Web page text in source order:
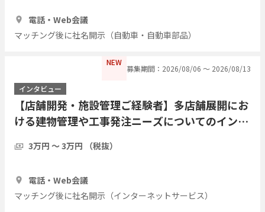
電話・Web会議
マッチング後に社名開示（自動車・自動車部品）
NEW
募集期間：2026/08/06 〜 2026/08/13
インタビュー
【店舗開発・施設管理ご経験者】多店舗展開にお
ける建物管理や工事発注ニーズについてのインタ
3万円 〜 3万円 （税抜）
電話・Web会議
マッチング後に社名開示（インターネットサービス）